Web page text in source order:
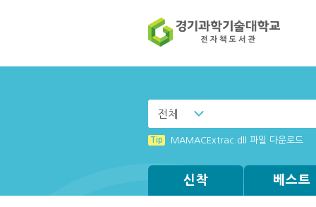
전체
Tip MAMACExtrac.dll 파일 다운로드
신착 베스트